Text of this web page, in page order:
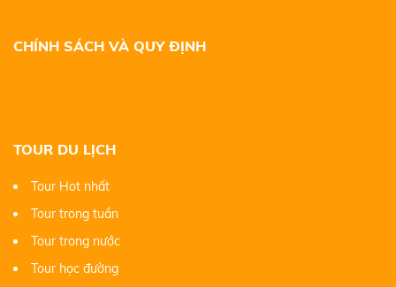
CHÍNH SÁCH VÀ QUY ĐỊNH
TOUR DU LỊCH
Tour Hot nhất
Tour trong tuần
Tour trong nước
Tour học đường